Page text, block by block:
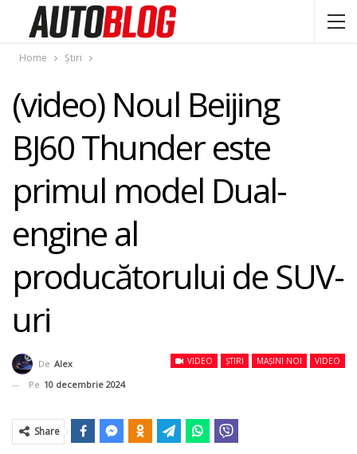
Home Știri
(video) Noul Beijing
BJ60 Thunder este
primul model Dual-
engine al
producătorului de SUV-
uri
VIDEO ȘTIRI MAȘINI NOI VIDEO
De Alex
Pe 10 decembrie 2024
Share